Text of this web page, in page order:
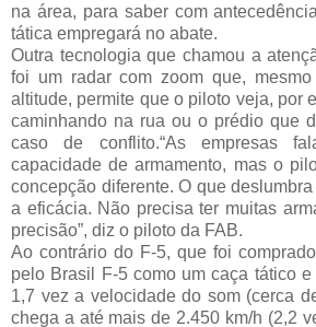
na área, para saber com
tática empregará no abate.
Outra tecnologia que chamou a
foi um radar com zoom que,
altitude, permite que o piloto veja, por
caminhando na rua ou o prédio que
caso de conflito.“As empresas
capacidade de armamento, mas o
concepção diferente. O que
a eficácia. Não precisa ter muitas
precisão”, diz o piloto da FAB.
Ao contrário do F-5, que foi
pelo Brasil F-5 como um caça tático
1,7 vez a velocidade do som (cerca
chega a até mais de 2.450 km/h (2,2